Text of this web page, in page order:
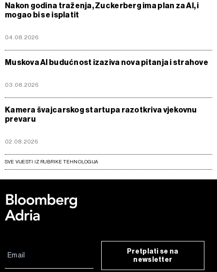
Nakon godina traženja, Zuckerberg ima plan za Al, i
mogao bi se isplatit
04.08.2026
Muskova AI budućnost izaziva nova pitanja i strahove
03.08.2026
Kamera švajcarskog startupa razotkriva vjekovnu
prevaru
02.08.2026
SVE VIJESTI IZ RUBRIKE TEHNOLOGIJA
Pretplati se na
newsletter